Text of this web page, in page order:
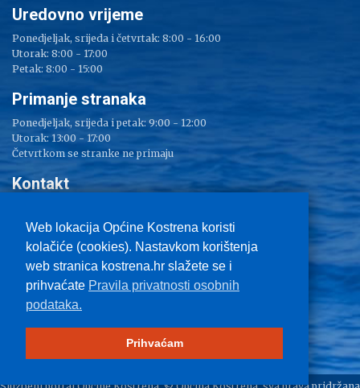
Web lokacija Općine Kostrena koristi
kolačiće (cookies). Nastavkom korištenja
web stranica kostrena.hr slažete se i
prihvaćate Pravila privatnosti osobnih
podataka.
Prihvaćam
Uredovno vrijeme
Ponedjeljak, srijeda i četvrtak: 8:00 - 16:00
Utorak: 8:00 - 17:00
Petak: 8:00 - 15:00
Primanje stranaka
Ponedjeljak, srijeda i petak: 9:00 - 12:00
Utorak: 13:00 - 17:00
Četvrtkom se stranke ne primaju
Kontakt
Tel: 051/ 209 000
Fax: 051/ 289 400
E-mail:kostrena@kostrena.hr
Kontakt informacije
Uvjeti korištenja
Pravo na pristup informacijama
Zaštita privatnosti